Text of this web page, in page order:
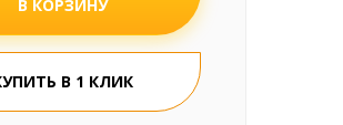
В КОРЗИНУ
В 1 КЛИК